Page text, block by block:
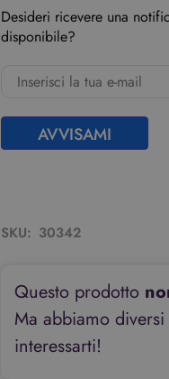
Desideri ricevere una
disponibile?
AVVISAMI
SKU: 30342
Questo prodotto
Ma abbiamo
interessarti!